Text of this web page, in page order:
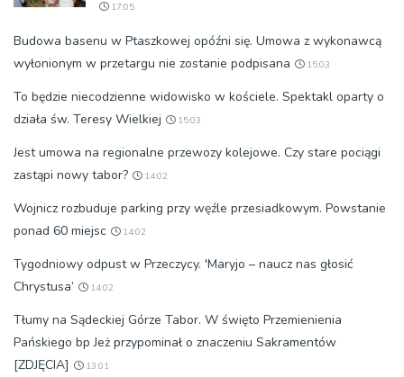
17:05
Budowa basenu w Ptaszkowej opóźni się. Umowa z wykonawcą
wyłonionym w przetargu nie zostanie podpisana
15:03
To będzie niecodzienne widowisko w kościele. Spektakl oparty o
działa św. Teresy Wielkiej
15:03
Jest umowa na regionalne przewozy kolejowe. Czy stare pociągi
zastąpi nowy tabor?
14:02
Wojnicz rozbuduje parking przy węźle przesiadkowym. Powstanie
ponad 60 miejsc
14:02
Tygodniowy odpust w Przeczycy. 'Maryjo – naucz nas głosić
Chrystusa’
14:02
Tłumy na Sądeckiej Górze Tabor. W święto Przemienienia
Pańskiego bp Jeż przypominał o znaczeniu Sakramentów
[ZDJĘCIA]
13:01